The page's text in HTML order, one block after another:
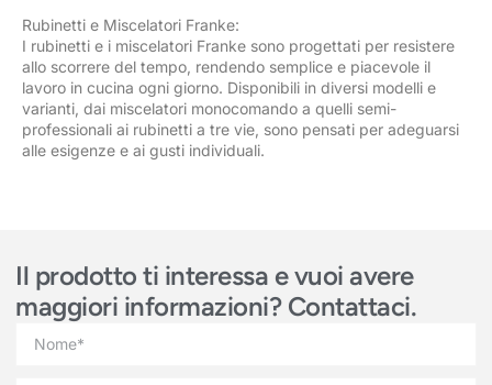
Rubinetti e Miscelatori Franke:
I rubinetti e i miscelatori Franke sono progettati per resistere
allo scorrere del tempo, rendendo semplice e piacevole il
lavoro in cucina ogni giorno. Disponibili in diversi modelli e
varianti, dai miscelatori monocomando a quelli semi-
professionali ai rubinetti a tre vie, sono pensati per adeguarsi
alle esigenze e ai gusti individuali.
Il prodotto ti interessa e vuoi avere
maggiori informazioni? Contattaci.